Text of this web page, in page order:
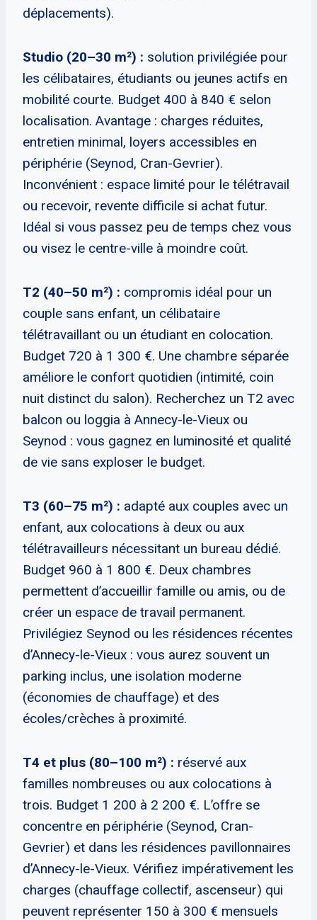
déplacements).
Studio (20–30 m²) : solution privilégiée pour
les célibataires, étudiants ou jeunes actifs en
mobilité courte. Budget 400 à 840 € selon
localisation. Avantage : charges réduites,
entretien minimal, loyers accessibles en
périphérie (Seynod, Cran-Gevrier).
Inconvénient : espace limité pour le télétravail
ou recevoir, revente difficile si achat futur.
Idéal si vous passez peu de temps chez vous
ou visez le centre-ville à moindre coût.
T2 (40–50 m²) : compromis idéal pour un
couple sans enfant, un célibataire
télétravaillant ou un étudiant en colocation.
Budget 720 à 1 300 €. Une chambre séparée
améliore le confort quotidien (intimité, coin
nuit distinct du salon). Recherchez un T2 avec
balcon ou loggia à Annecy-le-Vieux ou
Seynod : vous gagnez en luminosité et qualité
de vie sans exploser le budget.
T3 (60–75 m²) : adapté aux couples avec un
enfant, aux colocations à deux ou aux
télétravailleurs nécessitant un bureau dédié.
Budget 960 à 1 800 €. Deux chambres
permettent d’accueillir famille ou amis, ou de
créer un espace de travail permanent.
Privilégiez Seynod ou les résidences récentes
d’Annecy-le-Vieux : vous aurez souvent un
parking inclus, une isolation moderne
(économies de chauffage) et des
écoles/crèches à proximité.
T4 et plus (80–100 m²) : réservé aux
familles nombreuses ou aux colocations à
trois. Budget 1 200 à 2 200 €. L’offre se
concentre en périphérie (Seynod, Cran-
Gevrier) et dans les résidences pavillonnaires
d’Annecy-le-Vieux. Vérifiez impérativement les
charges (chauffage collectif, ascenseur) qui
peuvent représenter 150 à 300 € mensuels